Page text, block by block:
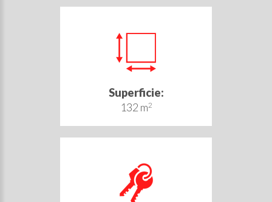
Superficie:
132 m2